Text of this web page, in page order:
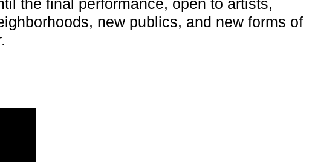
the final performance, open to artists,
new publics, and new forms of